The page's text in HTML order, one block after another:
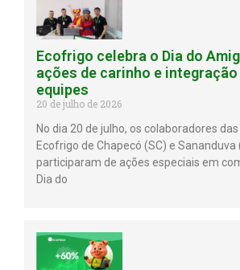
Ecofrigo celebra o Dia do
ações de carinho e
equipes
20 de julho de 2026
No dia 20 de julho, os colaboradores
Ecofrigo de Chapecó (SC) e Sananduva
participaram de ações especiais em
Dia do